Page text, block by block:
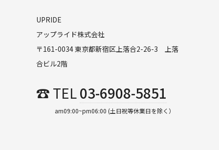
UPRIDE
アップライド株式会社
〒161-0034 東京都新宿区上落合2-26-3 上落
合ビル2階
☎ TEL03-6908-5851
am09:00~pm06:00 (土日祝等休業日を除く）